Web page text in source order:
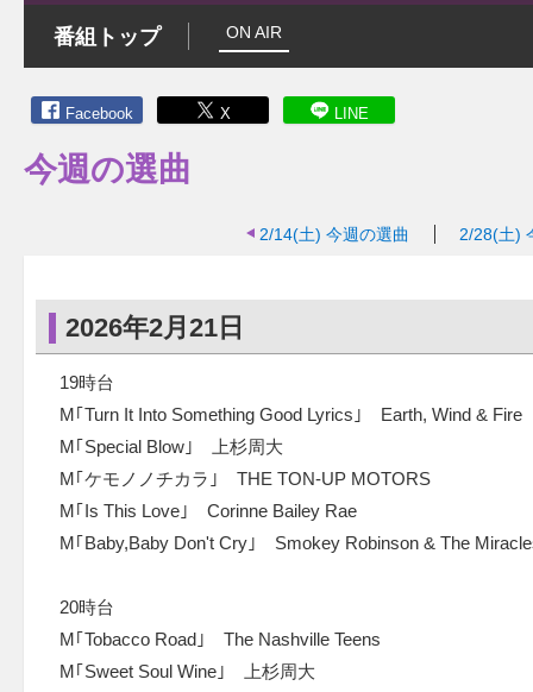
番組トップ ON AIR
Facebook X LINE
今週の選曲
2/14(土) 今週の選曲 2/28(土)
2026年2月21日
19時台
M｢Turn It Into Something Good Lyrics｣ Earth, Wind & Fire
M｢Special Blow｣ 上杉周大
M｢ケモノノチカラ｣ THE TON-UP MOTORS
M｢Is This Love｣ Corinne Bailey Rae
M｢Baby,Baby Don't Cry｣ Smokey Robinson & The
20時台
M｢Tobacco Road｣ The Nashville Teens
M｢Sweet Soul Wine｣ 上杉周大